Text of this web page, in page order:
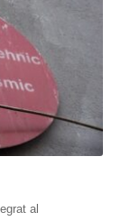
al